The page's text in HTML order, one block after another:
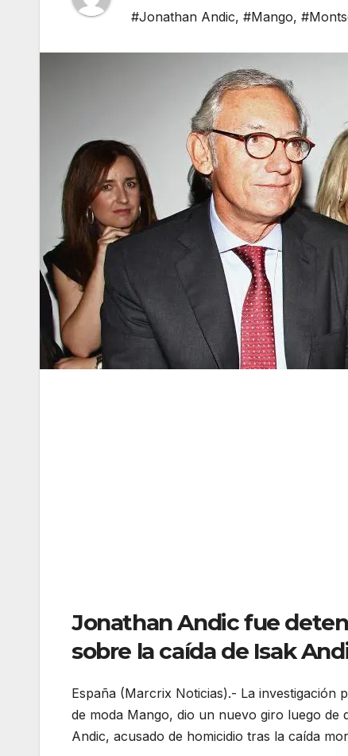
#Jonathan Andic, #Mango,
Jonathan Andic fue
sobre la caída de Isak
España (Marcrix Noticias).- La investigación
de moda Mango, dio un nuevo giro luego de
Andic, acusado de homicidio tras la caída